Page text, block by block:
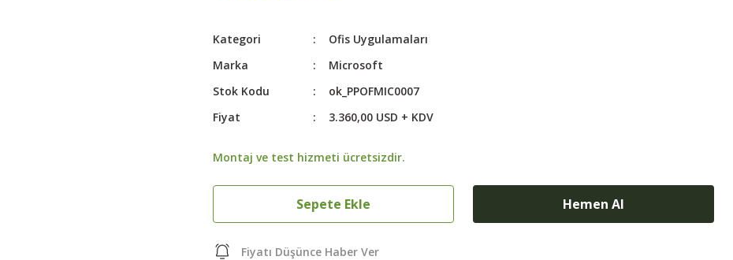
Kategori
Ofis Uygulamaları
Marka
Microsoft
Stok Kodu
ok_PPOFMIC0007
Fiyat
3.360,00 USD + KDV
Montaj ve test hizmeti ücretsizdir.
Sepete Ekle Hemen Al
Fiyatı Düşünce Haber Ver